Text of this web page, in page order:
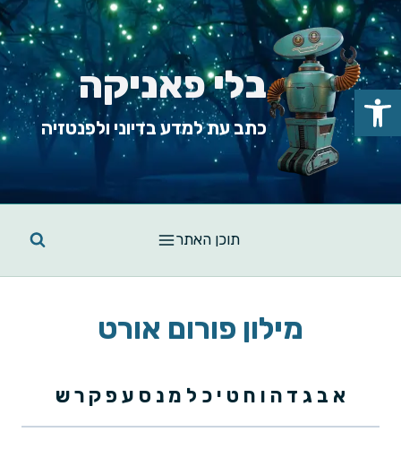
Skip
to
content
בלי פאניקה
כתב עת למדע בדיוני ולפנטזיה
תוכן האתר
מילון פורום אורט
א ב ג ד ה ו ח ט י כ ל מנ ס ע פ ק רש
פתח סרגל נגישות